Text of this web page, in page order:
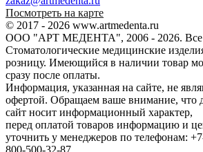
Посмотреть на карте
© 2017 - 2026 www.artmedenta.ru
ООО "АРТ МЕДЕНТА", 2006 - 2026. Все
Стоматологические медицинские
розницу. Имеющийся в наличии товар
сразу после оплаты.
Информация, указанная на сайте, не
офертой. Обращаем ваше внимание, что
сайт носит информационный характер,
перед оплатой товаров информацию и
уточнить у менеджеров по телефонам:
800-500-32-87